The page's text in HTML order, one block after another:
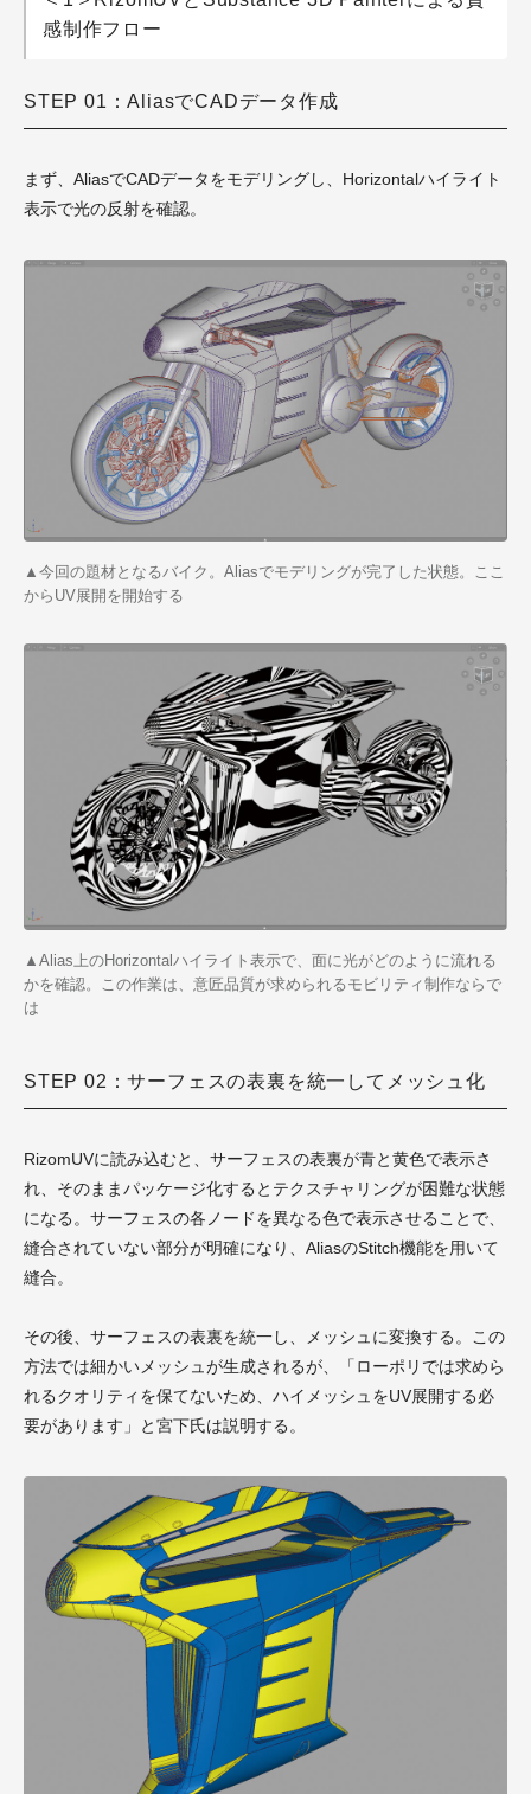
感制作フロー
STEP 01：AliasでCADデータ作成
まず、AliasでCADデータをモデリングし、Horizontalハイライト
表示で光の反射を確認。
▲今回の題材となるバイク。Aliasでモデリングが完了した状態。ここ
からUV展開を開始する
▲Alias上のHorizontalハイライト表示で、面に光がどのように流れる
かを確認。この作業は、意匠品質が求められるモビリティ制作ならで
は
STEP 02：サーフェスの表裏を統一してメッシュ化
RizomUVに読み込むと、サーフェスの表裏が青と黄色で表示さ
れ、そのままパッケージ化するとテクスチャリングが困難な状態
になる。サーフェスの各ノードを異なる色で表示させることで、
縫合されていない部分が明確になり、AliasのStitch機能を用いて
縫合。
その後、サーフェスの表裏を統一し、メッシュに変換する。この
方法では細かいメッシュが生成されるが、「ローポリでは求めら
れるクオリティを保てないため、ハイメッシュをUV展開する必
要があります」と宮下氏は説明する。